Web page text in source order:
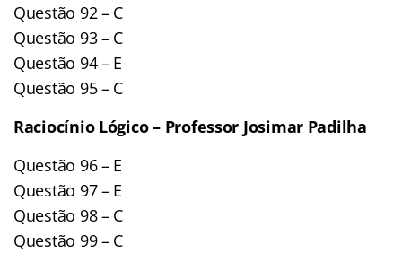
Questão 92 – C
Questão 93 – C
Questão 94 – E
Questão 95 – C
Raciocínio Lógico – Professor Josimar Padilha
Questão 96 – E
Questão 97 – E
Questão 98 – C
Questão 99 – C